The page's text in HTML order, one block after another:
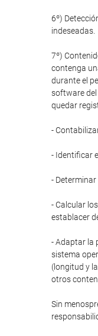
6º)
indeseadas.
7º)
contenga
durante el
software del
quedar
-
- Identificar
-
- Calcular
establacer
- Adaptar la
sistema
(longitud y
otros
Sin